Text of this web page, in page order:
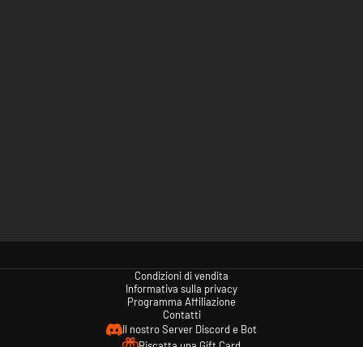
Condizioni di vendita
Informativa sulla privacy
Programma Affiliazione
Contatti
Il nostro Server Discord e Bot